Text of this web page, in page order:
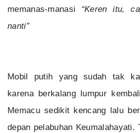
memanas-manasi “Keren itu,
nanti”
Mobil putih yang sudah tak
karena berkalang lumpur
Memacu sedikit kencang lalu
depan pelabuhan Keumalahayati.